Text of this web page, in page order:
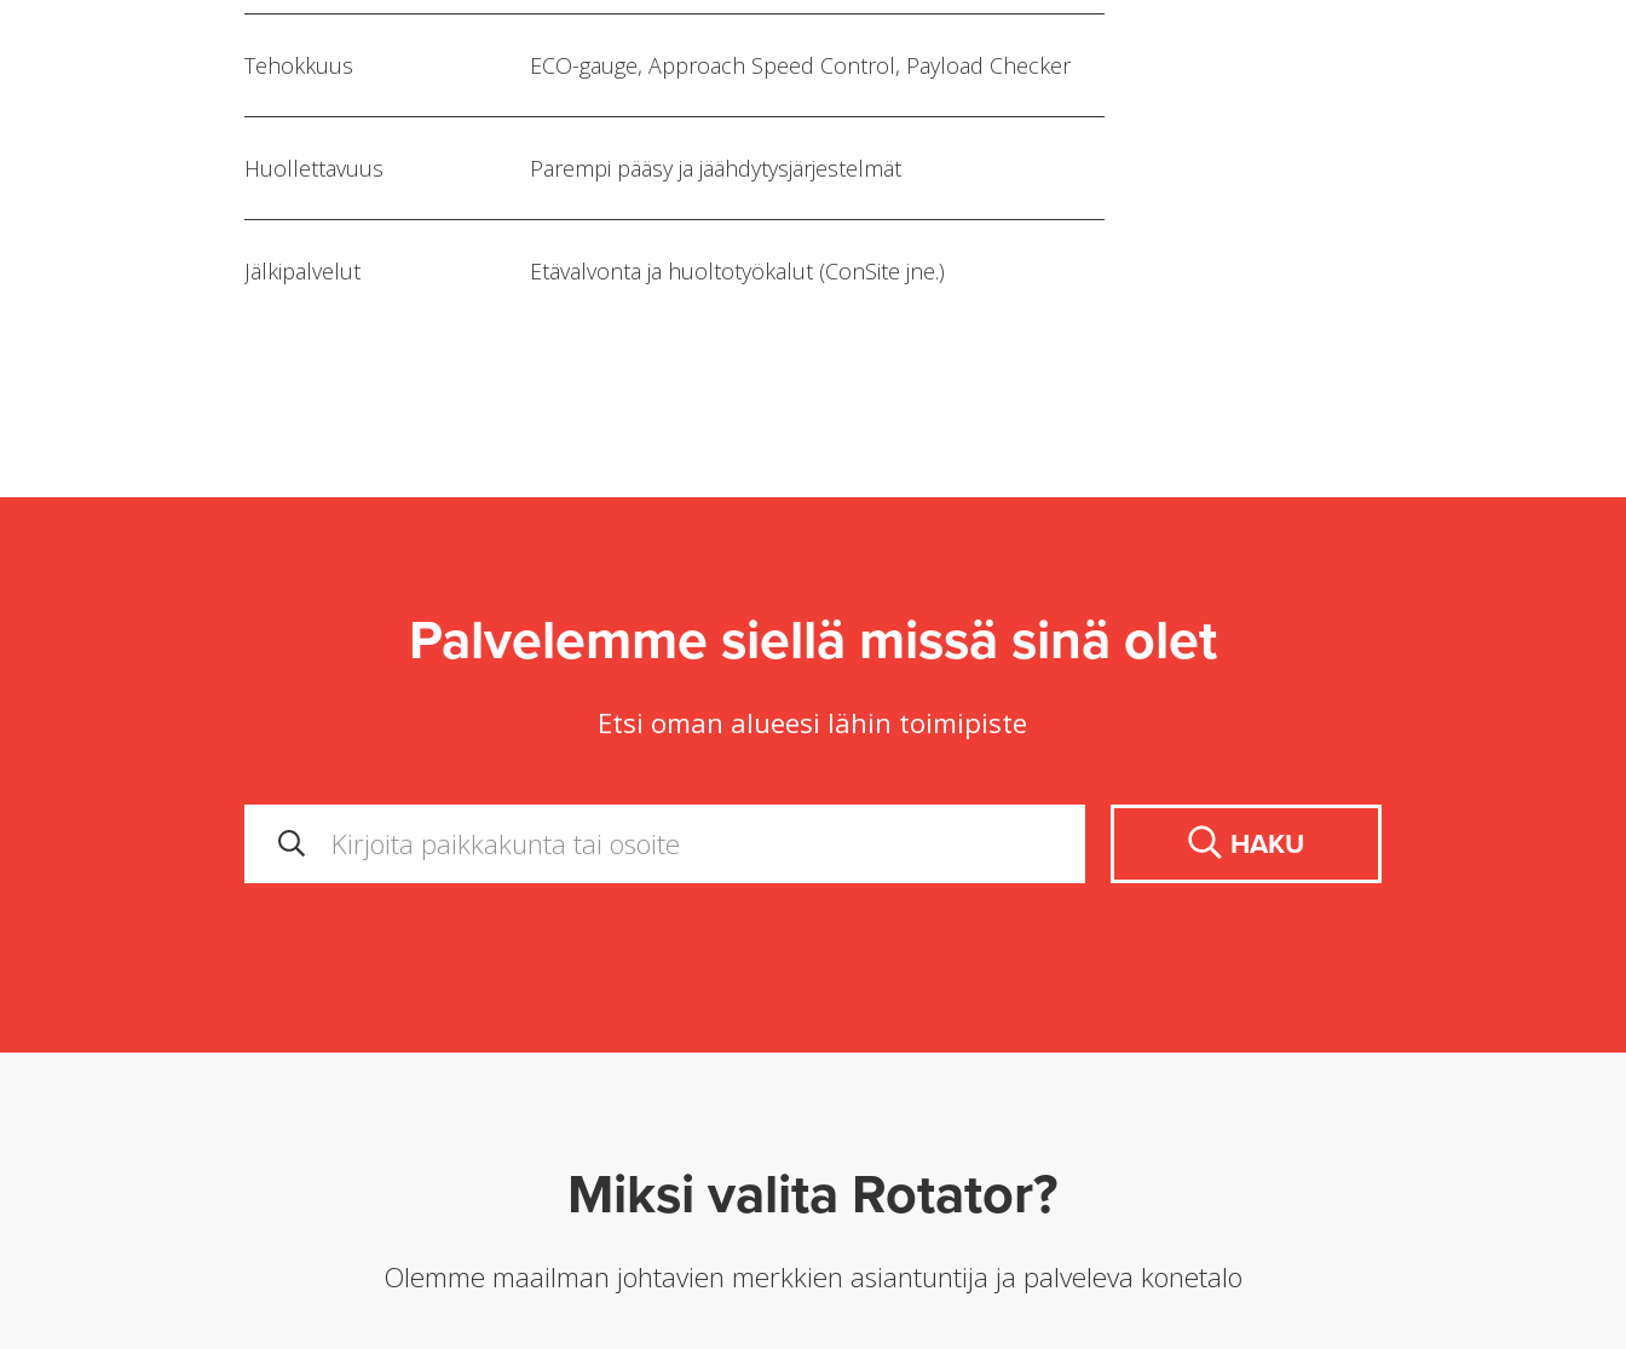
Tehokkuus ECO-gauge, Approach Speed Control, Payload Checker
Huollettavuus Parempi pääsy ja jäähdytysjärjestelmät
Jälkipalvelut Etävalvonta ja huoltotyökalut (ConSite jne.)
Palvelemme siellä missä sinä olet
Etsi oman alueesi lähin toimipiste
HAKU
Miksi valita Rotator?
Olemme maailman johtavien merkkien asiantuntija ja palveleva konetalo